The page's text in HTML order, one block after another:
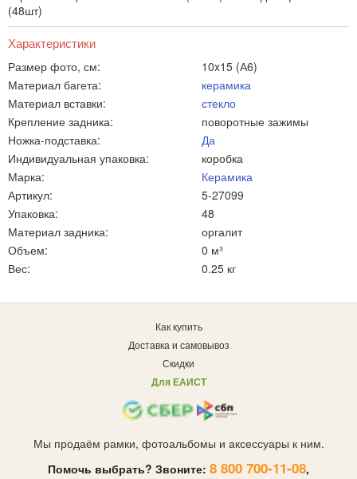
(48шт)
Характеристики
Размер фото, см:
10x15 (А6)
Материал багета:
керамика
Материал вставки:
стекло
Крепление задника:
поворотные зажимы
Ножка-подставка:
Да
Индивидуальная упаковка:
коробка
Марка:
Керамика
Артикул:
5-27099
Упаковка:
48
Материал задника:
оргалит
Объем:
0 м³
Вес:
0.25 кг
Как купить
Доставка и самовывоз
Скидки
Для ЕАИСТ
Мы продаём рамки, фотоальбомы и аксессуары к ним.
Помочь выбрать? Звоните: 8 800 700-11-08,